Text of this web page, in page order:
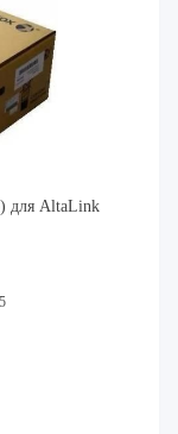
для AltaLink